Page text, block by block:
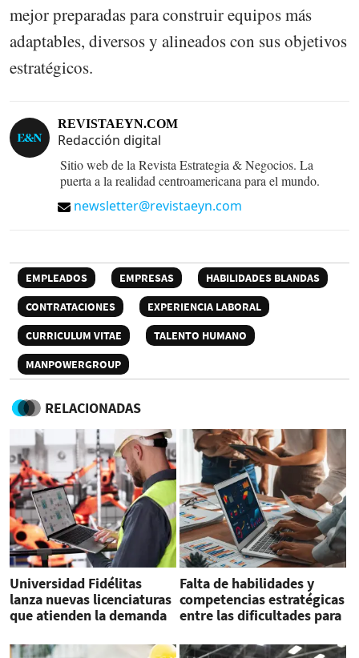
mejor preparadas para construir equipos más
adaptables, diversos y alineados con sus objetivos
estratégicos.
REVISTAEYN.COM
Redacción digital
Sitio web de la Revista Estrategia & Negocios. La
puerta a la realidad centroamericana para el mundo.
newsletter@revistaeyn.com
EMPLEADOS EMPRESAS
HABILIDADES BLANDAS
CONTRATACIONES
EXPERIENCIA LABORAL
CURRICULUM VITAE
TALENTO HUMANO
MANPOWERGROUP
RELACIONADAS
Universidad Fidélitas
lanza nuevas licenciaturas
que atienden la demanda
Falta de habilidades y
competencias estratégicas
entre las dificultades para
emprendimientos